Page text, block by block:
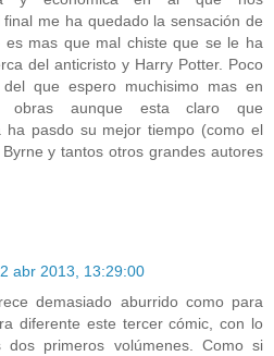
me ha quedado la sensación de
mas que mal chiste que se le ha
del anticristo y Harry Potter. Poco
que espero muchisimo mas en
obras aunque esta claro que
ha pasdo su mejor tiempo (como el
y tantos otros grandes autores
abr 2013, 13:29:00
demasiado aburrido como para
diferente este tercer cómic, con lo
primeros volúmenes. Como si